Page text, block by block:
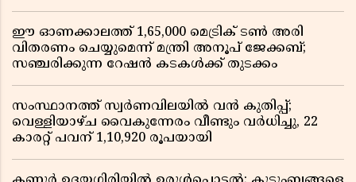
ഈ ഓണക്കാലത്ത് 1,65,000 മെട്രിക് ടൺ അരി
വിതരണം ചെയ്യുമെന്ന് മന്ത്രി അനൂപ് ജേക്കബ്;
സഞ്ചരിക്കുന്ന റേഷൻ കടകൾക്ക് തുടക്കം
സംസ്ഥാനത്ത് സ്വർണവിലയിൽ വൻ കുതിപ്പ്;
വെള്ളിയാഴ്ച വൈകുന്നേരം വീണ്ടും വർധിച്ചു, 22
കാരറ്റ് പവന് 1,10,920 രൂപയായി